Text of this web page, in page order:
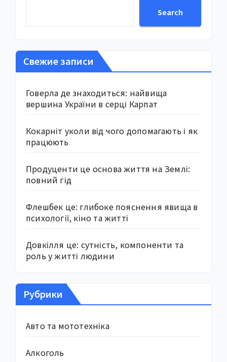
Search
Свежие записи
Говерла де знаходиться: найвища
вершина України в серці Карпат
Кокарніт уколи від чого допомагають і як
працюють
Продуценти це основа життя на Землі:
повний гід
Флешбек це: глибоке пояснення явища в
психології, кіно та житті
Довкілля це: сутність, компоненти та
роль у житті людини
Рубрики
Авто та мототехніка
Алкоголь